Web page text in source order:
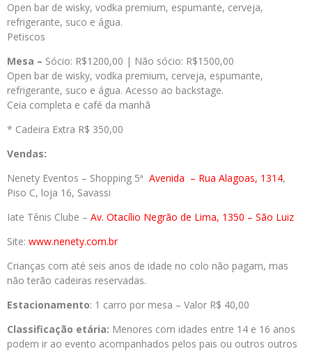
Open bar de wisky, vodka premium, espumante, cerveja,
refrigerante, suco e água.
Petiscos
Mesa – Sócio: R$1200,00 | Não sócio: R$1500,00
Open bar de wisky, vodka premium, cerveja, espumante,
refrigerante, suco e água. Acesso ao backstage.
Ceia completa e café da manhã
* Cadeira Extra R$ 350,00
Vendas:
Nenety Eventos – Shopping 5ª Avenida – Rua Alagoas, 1314,
Piso C, loja 16, Savassi
Iate Tênis Clube – Av. Otacílio Negrão de Lima, 1350 – São Luiz
Site: www.nenety.com.br
Crianças com até seis anos de idade no colo não pagam, mas
não terão cadeiras reservadas.
Estacionamento: 1 carro por mesa – Valor R$ 40,00
Classificação etária: Menores com idades entre 14 e 16 anos
podem ir ao evento acompanhados pelos pais ou outros outros